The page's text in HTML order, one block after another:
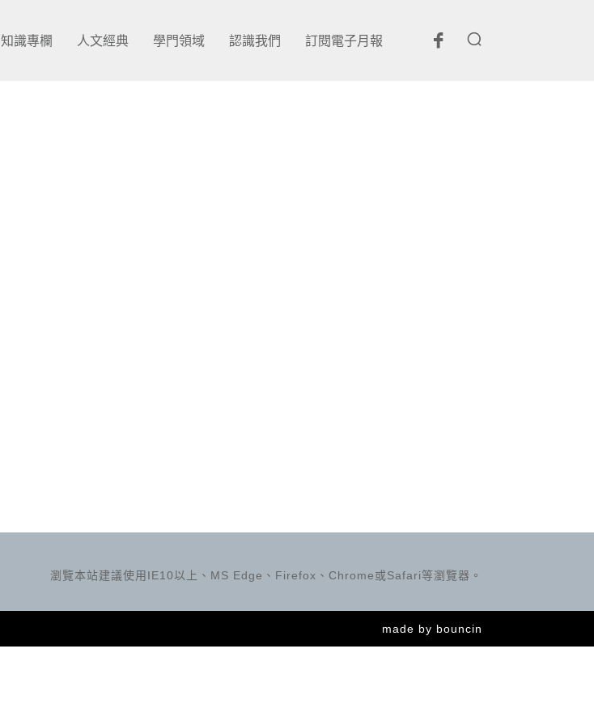
知識專欄 人文經典 學門領域 認識我們 訂閱電子月報
瀏覽本站建議使用IE10以上、MS Edge、Firefox、Chrome或Safari等瀏覽器。
made by bouncin